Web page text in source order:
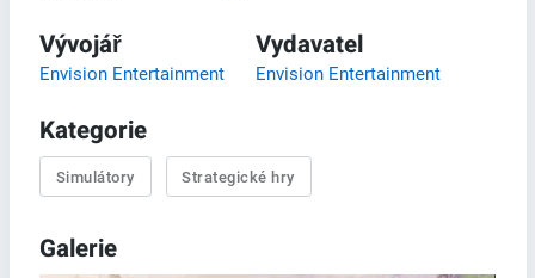
Vývojář
Envision Entertainment
Vydavatel
Envision Entertainment
Kategorie
Simulátory Strategické hry
Galerie